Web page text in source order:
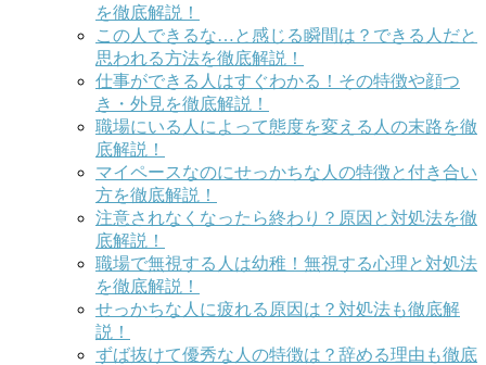
を徹底解説！
この人できるな…と感じる瞬間は？できる人だと
思われる方法を徹底解説！
仕事ができる人はすぐわかる！その特徴や顔つ
き・外見を徹底解説！
職場にいる人によって態度を変える人の末路を徹
底解説！
マイペースなのにせっかちな人の特徴と付き合い
方を徹底解説！
注意されなくなったら終わり？原因と対処法を徹
底解説！
職場で無視する人は幼稚！無視する心理と対処法
を徹底解説！
せっかちな人に疲れる原因は？対処法も徹底解
説！
ずば抜けて優秀な人の特徴は？辞める理由も徹底